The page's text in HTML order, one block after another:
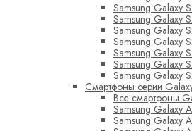
Samsung Galaxy
Samsung Galaxy
Samsung Galaxy
Samsung Galaxy
Samsung Galaxy
Samsung Galaxy
Samsung Galaxy
Смартфоны серии
Все смартфоны
Samsung Galaxy
Samsung Galaxy